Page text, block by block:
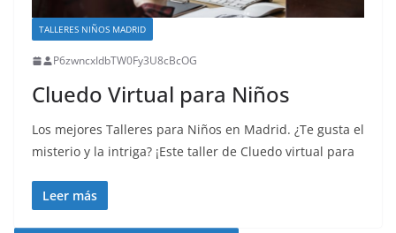
TALLERES NIÑOS MADRID
P6zwncxIdbTW0Fy3U8cBcOG
Cluedo Virtual para Niños
Los mejores Talleres para Niños en Madrid. ¿Te gusta el
misterio y la intriga? ¡Este taller de Cluedo virtual para
Leer más